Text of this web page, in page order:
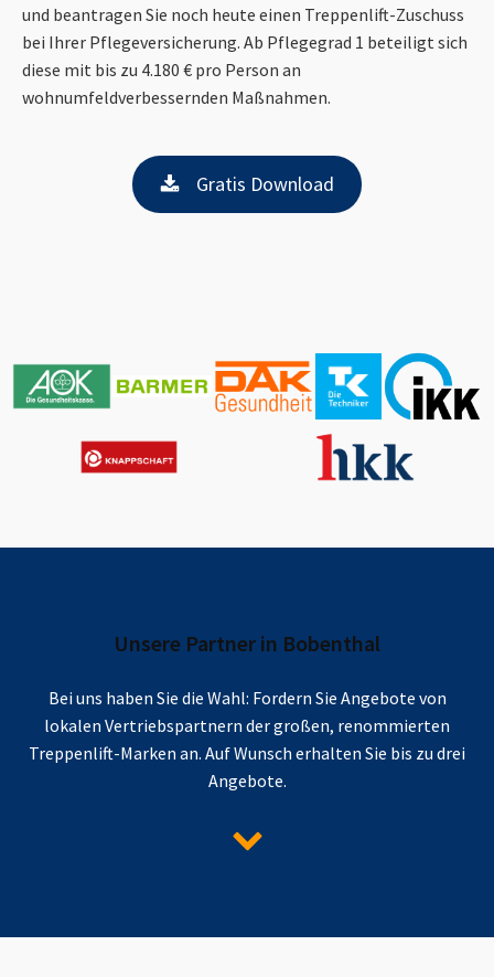
und beantragen Sie noch heute einen Treppenlift-Zuschuss
bei Ihrer Pflegeversicherung. Ab Pflegegrad 1 beteiligt sich
diese mit bis zu 4.180 € pro Person an
wohnumfeldverbessernden Maßnahmen.
Gratis Download
Unsere Partner in Bobenthal
Bei uns haben Sie die Wahl: Fordern Sie Angebote von
lokalen Vertriebspartnern der großen, renommierten
Treppenlift-Marken an. Auf Wunsch erhalten Sie bis zu drei
Angebote.